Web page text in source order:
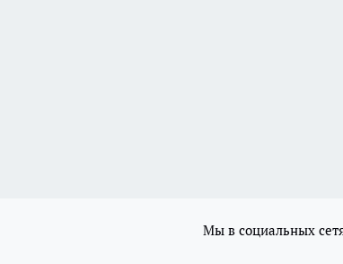
Мы в социальных